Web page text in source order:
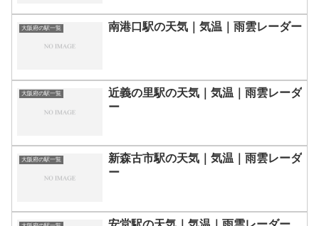
大阪府の駅一覧 南港口駅の天気｜気温｜雨雲レーダー
大阪府の駅一覧
近義の里駅の天気｜気温｜雨雲レーダ
ー
大阪府の駅一覧
新森古市駅の天気｜気温｜雨雲レーダ
ー